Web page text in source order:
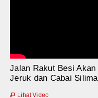
Jalan Rakut Besi
Jeruk dan Cabai
 Lihat Video